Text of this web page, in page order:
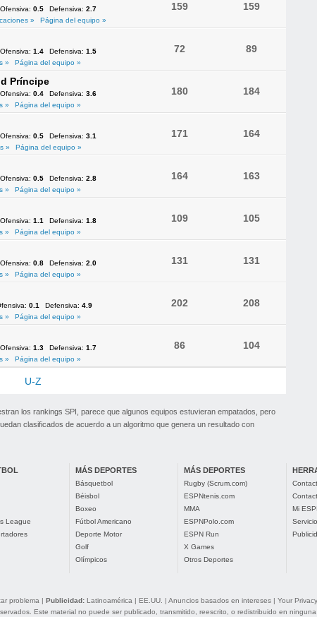
Ofensiva: 0.5 Defensiva: 2.7
»
Página del equipo »
159 159
Ofensiva: 1.4 Defensiva: 1.5
»
Página del equipo »
72 89
Príncipe
Ofensiva: 0.4 Defensiva: 3.6
»
Página del equipo »
180 184
Ofensiva: 0.5 Defensiva: 3.1
»
Página del equipo »
171 164
Ofensiva: 0.5 Defensiva: 2.8
»
Página del equipo »
164 163
Ofensiva: 1.1 Defensiva: 1.8
»
Página del equipo »
109 105
Ofensiva: 0.8 Defensiva: 2.0
»
Página del equipo »
131 131
0.1 Defensiva: 4.9
»
Página del equipo »
202 208
Ofensiva: 1.3 Defensiva: 1.7
»
Página del equipo »
86 104
U-Z
los rankings SPI, parece que algunos equipos estuvieran empatados, pero
clasificados de acuerdo a un algoritmo que genera un resultado con
League
MÁS DEPORTES
Básquetbol
Béisbol
Boxeo
Fútbol Americano
Deporte Motor
Golf
Olímpicos
MÁS DEPORTES
Rugby (Scrum.com)
ESPNtenis.com
MMA
ESPNPolo.com
ESPN Run
X Games
Otros Deportes
Mi
problema | Publicidad: Latinoamérica | EE.UU. | Anuncios basados en intereses| Your
Este material no puede ser publicado, transmitido, reescrito, o redistribuido en